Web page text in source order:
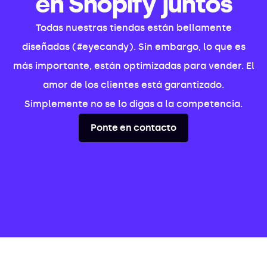
Todas nuestras tiendas están bellamente
diseñadas (#eyecandy). Sin embargo, lo que es
más importante, están optimizadas para vender. El
amor de los clientes está garantizado.
Simplemente no se lo digas a la competencia.
Ponte en contacto